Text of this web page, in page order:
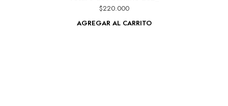
$220.000
AGREGAR AL CARRITO